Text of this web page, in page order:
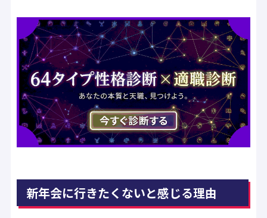
新年会に行きたくないと感じる理由